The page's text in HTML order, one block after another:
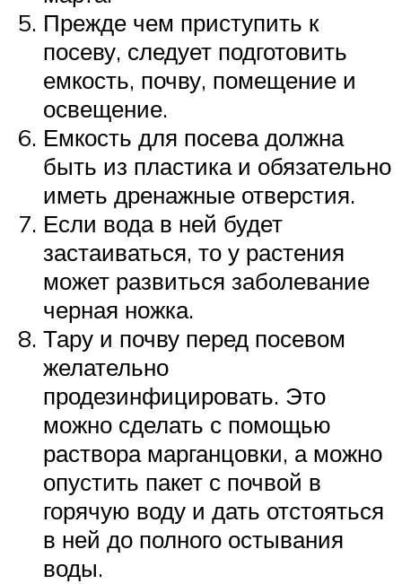
Прежде чем приступить к
посеву, следует подготовить
емкость, почву, помещение и
освещение.
Емкость для посева должна
быть из пластика и обязательно
иметь дренажные отверстия.
Если вода в ней будет
застаиваться, то у растения
может развиться заболевание
черная ножка.
Тару и почву перед посевом
желательно
продезинфицировать. Это
можно сделать с помощью
раствора марганцовки, а можно
опустить пакет с почвой в
горячую воду и дать отстояться
в ней до полного остывания
воды.